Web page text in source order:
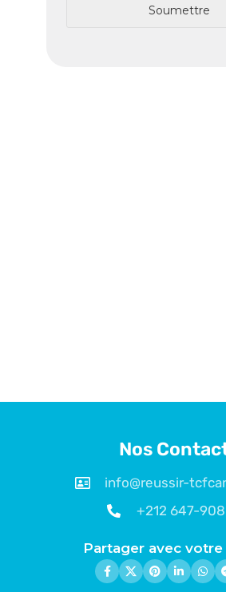
Soumettre
Nos
info@reussir-
+212 647-
Partager avec votre